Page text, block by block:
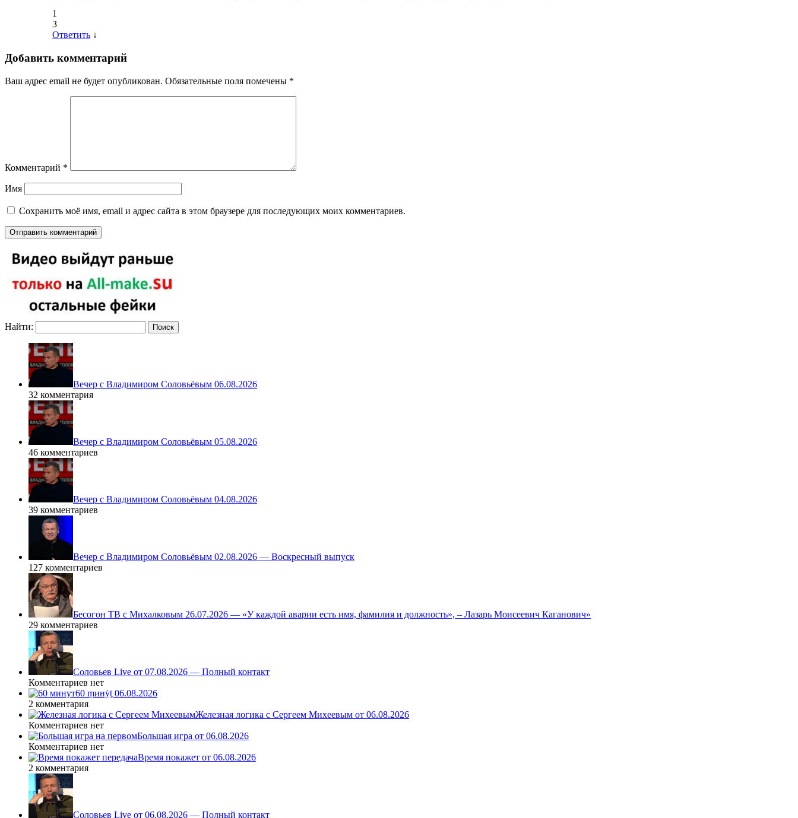
1
3
Ответить ↓
Добавить комментарий
Ваш адрес email не будет опубликован. Обязательные поля помечены *
Комментарий *
Имя
Сохранить моё имя, email и адрес сайта в этом браузере для последующих моих комментариев.
Найти:
Вечер с Владимиром Соловьёвым 06.08.2026
32 комментария
Вечер с Владимиром Соловьёвым 05.08.2026
46 комментариев
Вечер с Владимиром Соловьёвым 04.08.2026
39 комментариев
Вечер с Владимиром Соловьёвым 02.08.2026 — Воскресный выпуск
127 комментариев
Бесогон ТВ с Михалковым 26.07.2026 — «У каждой аварии есть имя, фамилия и должность», – Лазарь Моисеевич Каганович»
29 комментариев
Соловьев Live от 07.08.2026 — Полный контакт
Комментариев нет
60 ṃинẏƫ 06.08.2026
2 комментария
Железная логика с Сергеем Михеевым от 06.08.2026
Комментариев нет
Большая игра от 06.08.2026
Комментариев нет
Время покажет от 06.08.2026
2 комментария
Соловьев Live от 06.08.2026 — Полный контакт